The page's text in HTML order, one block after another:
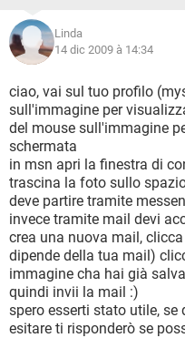
Linda
14 dic 2009 à 14:34
ciao, vai sul tuo profilo
sull'immagine per
del mouse sull'immagine
schermata
in msn apri la finestra di
trascina la foto sullo
deve partire tramite
invece tramite mail devi
crea una nuova mail,
dipende della tua mail)
immagine cha hai già
quindi invii la mail :)
spero esserti stato utile,
esitare ti risponderò se